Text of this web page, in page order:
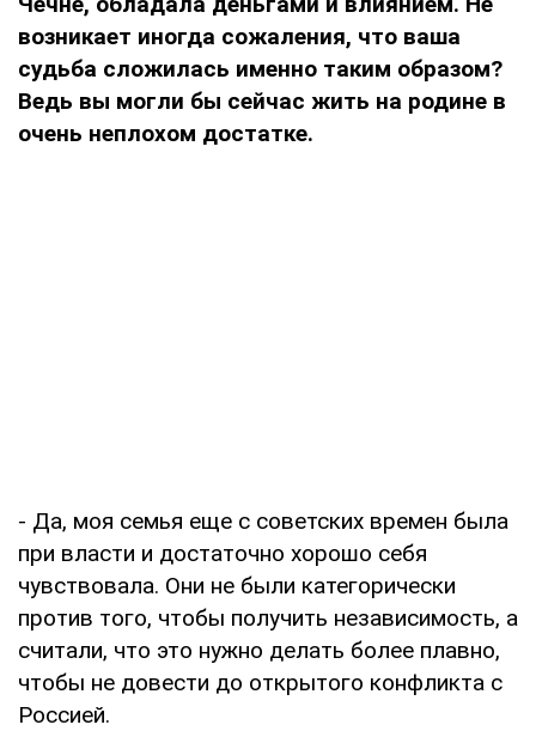
возникает иногда сожаления, что ваша
судьба сложилась именно таким образом?
Ведь вы могли бы сейчас жить на родине в
очень неплохом достатке.
- Да, моя семья еще с советских времен была
при власти и достаточно хорошо себя
чувствовала. Они не были категорически
против того, чтобы получить независимость, а
считали, что это нужно делать более плавно,
чтобы не довести до открытого конфликта с
Россией.